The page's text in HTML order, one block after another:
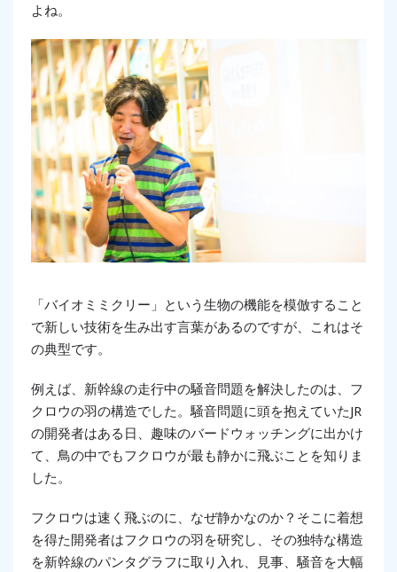
よね。
「バイオミミクリー」という生物の機能を模倣すること
で新しい技術を生み出す言葉があるのですが、これはそ
の典型です。
例えば、新幹線の走行中の騒音問題を解決したのは、フ
クロウの羽の構造でした。騒音問題に頭を抱えていたJR
の開発者はある日、趣味のバードウォッチングに出かけ
て、鳥の中でもフクロウが最も静かに飛ぶことを知りま
した。
フクロウは速く飛ぶのに、なぜ静かなのか？そこに着想
を得た開発者はフクロウの羽を研究し、その独特な構造
を新幹線のパンタグラフに取り入れ、見事、騒音を大幅